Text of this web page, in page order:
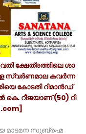
ക്ഷേ​ത്ര​ത്തി​ലെ ശാ​
സ്വ​ർ​ണ​മാ​ല ക​വ​ർ​ന്ന
കോ​ട​തി റി​മാ​ൻ​ഡ്
​റീ​ജ​യാ​ണ് (50) റി​
മാ​ട​മ​ന സു​ബ്ര​ഹ്മ​